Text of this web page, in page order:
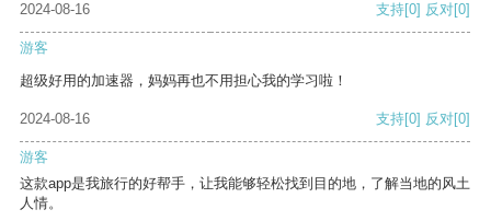
2024-08-16 支持[0] 反对[0]
游客
超级好用的加速器，妈妈再也不用担心我的学习啦！
2024-08-16 支持[0] 反对[0]
游客
这款app是我旅行的好帮手，让我能够轻松找到目的地，了解当地的风土
人情。